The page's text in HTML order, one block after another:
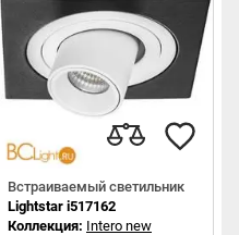
Встраиваемый светильник
Lightstar i517162
Коллекция: Intero new